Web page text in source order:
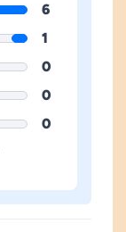
6
1
0
0
0